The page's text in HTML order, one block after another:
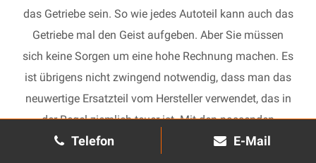
Telefon E-Mail
das Getriebe sein. So wie jedes Autoteil kann auch das
Getriebe mal den Geist aufgeben. Aber Sie müssen
sich keine Sorgen um eine hohe Rechnung machen. Es
ist übrigens nicht zwingend notwendig, dass man das
neuwertige Ersatzteil vom Hersteller verwendet, das in
der Regel ziemlich teuer ist. Mit den passenden
Ersatzteilen kann jedes gebrauchte Getriebe schnell